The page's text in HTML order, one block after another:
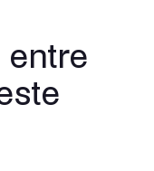
entre